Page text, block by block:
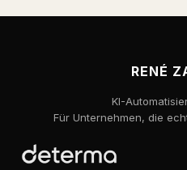
RENÉ
KI-
Für Unternehmen, die